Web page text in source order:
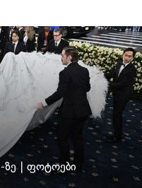
ზე | ფოტოები